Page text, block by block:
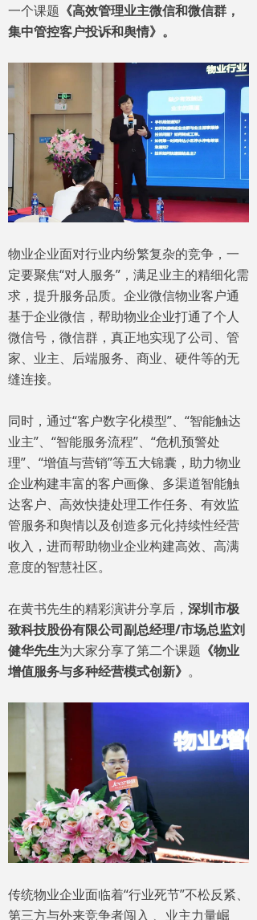
一个课题 《高效管理业主微信和微信群，
集中管控客户投诉和舆情》。
物业企业面对行业内纷繁复杂的竞争，一
定要聚焦“对人服务”，满足业主的精细化需
求，提升服务品质。企业微信物业客户通
基于企业微信，帮助物业企业打通了个人
微信号，微信群，真正地实现了公司、管
家、业主、后端服务、商业、硬件等的无
缝连接。
同时，通过“客户数字化模型”、“智能触达
业主”、“智能服务流程”、“危机预警处
理”、“增值与营销”等五大锦囊，助力物业
企业构建丰富的客户画像、多渠道智能触
达客户、高效快捷处理工作任务、有效监
管服务和舆情以及创造多元化持续性经营
收入，进而帮助物业企业构建高效、高满
意度的智慧社区。
在黄书先生的精彩演讲分享后， 深圳市极
致科技股份有限公司副总经理/市场总监刘
健华先生为大家分享了第二个课题 《物业
增值服务与多种经营模式创新》 。
传统物业企业面临着“行业死节”不松反紧、
第三方与外来竞争者闯入 、业主力量崛